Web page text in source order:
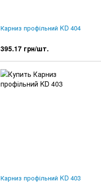
Карниз профільний KD 404
395.17 грн/шт.
Карниз профільний KD 403